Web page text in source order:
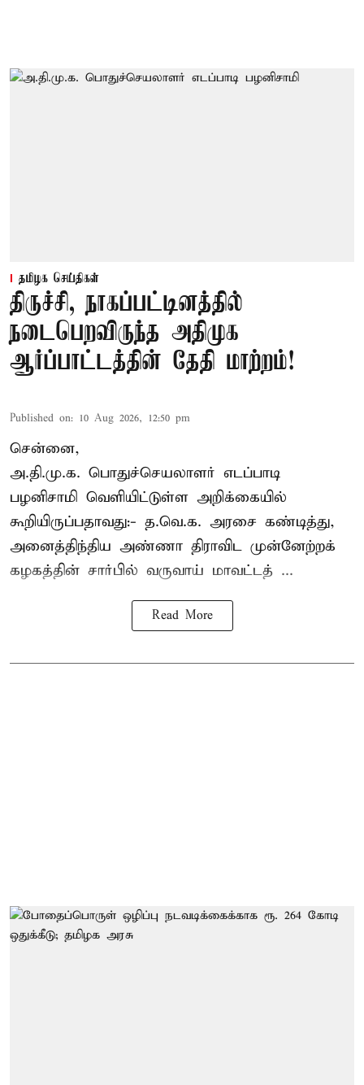
தமிழக செய்திகள்
திருச்சி, நாகப்பட்டினத்தில்
நடைபெறவிருந்த அதிமுக
ஆர்ப்பாட்டத்தின் தேதி மாற்றம்!
Published on: 10 Aug 2026, 12:50 pm
சென்னை,
அ.தி.மு.க. பொதுச்செயலாளர் எடப்பாடி
பழனிசாமி வெளியிட்டுள்ள அறிக்கையில்
கூறியிருப்பதாவது:- த.வெ.க. அரசை கண்டித்து,
அனைத்திந்திய அண்ணா திராவிட முன்னேற்றக்
கழகத்தின் சார்பில் வருவாய் மாவட்டத் ...
Read More